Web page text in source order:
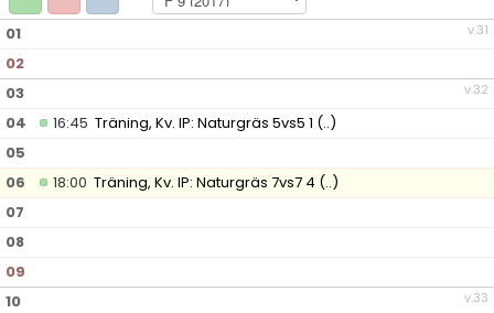
KONTAKT v.31
01
02
v.32
03
04
16:45 Träning, Kv. IP: Naturgräs 5vs5 1 (..)
05
06
18:00 Träning, Kv. IP: Naturgräs 7vs7 4 (..)
07
08
09
v.33
10